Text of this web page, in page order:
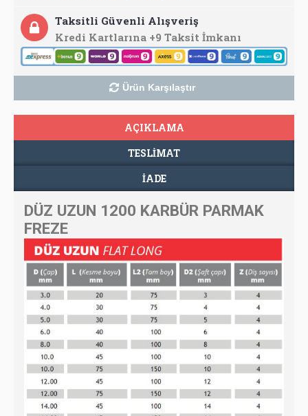
Taksitli Güvenli Alışveriş
Kredi Kartlarına +9 Taksit İmkanı
Ürün Karşılaştır
AÇIKLAMA
TESLIMAT
İADE
DÜZ UZUN 1200 KARBÜR PARMAK
FREZE